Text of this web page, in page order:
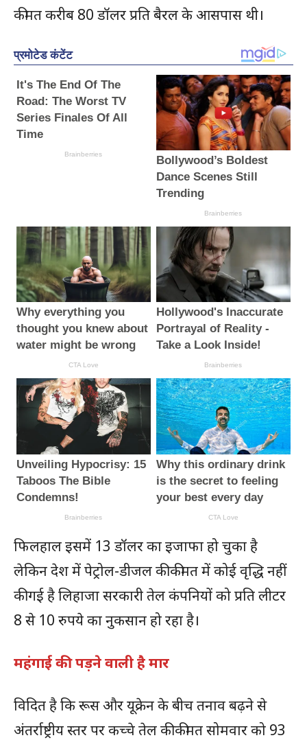
कीमत करीब 80 डॉलर प्रति बैरल के आसपास थी।
फिलहाल इसमें 13 डॉलर का इजाफा हो चुका है
लेकिन देश में पेट्रोल-डीजल की कीमत में कोई वृद्धि नहीं
की गई है लिहाजा सरकारी तेल कंपनियों को प्रति लीटर
8 से 10 रुपये का नुकसान हो रहा है।
महंगाई की पड़ने वाली है मार
विदित है कि रूस और यूक्रेन के बीच तनाव बढ़ने से
अंतर्राष्ट्रीय स्तर पर कच्चे तेल की कीमत सोमवार को 93